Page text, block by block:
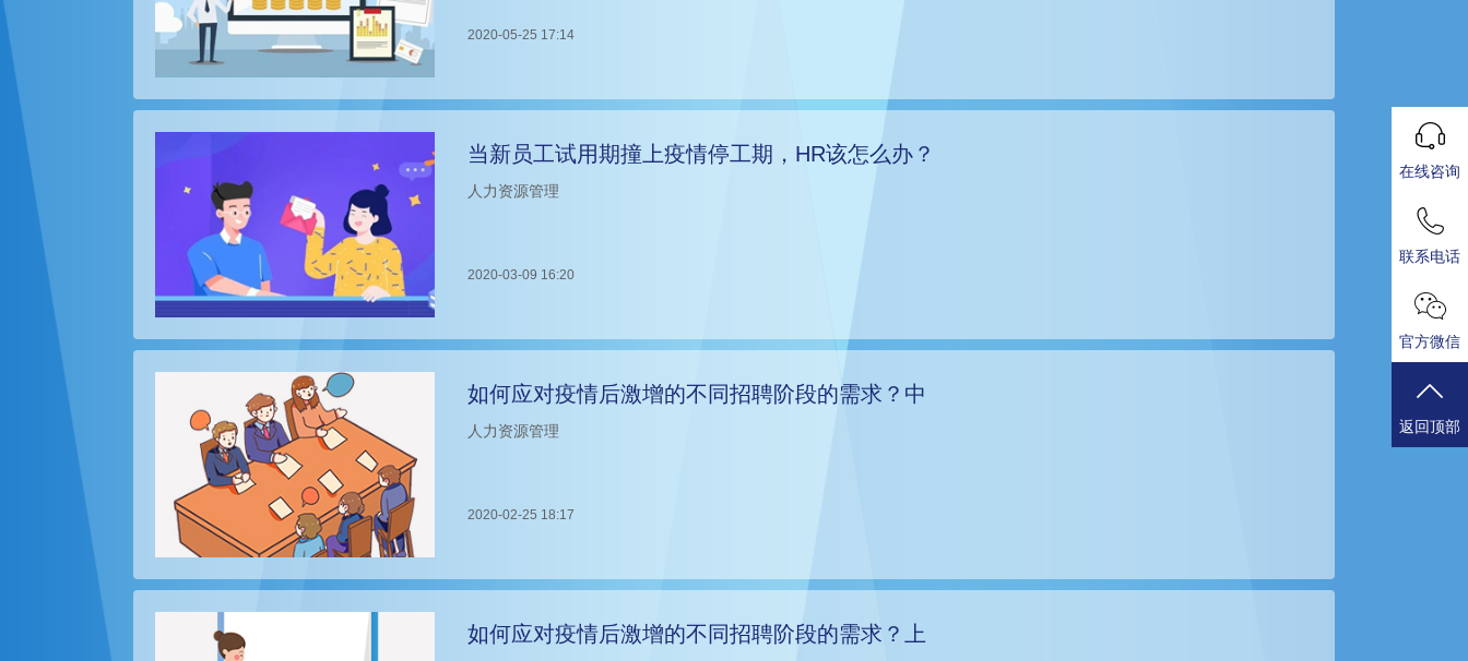
2020-05-25 17:14
当新员工试用期撞上疫情停工期，HR该怎么办？
人力资源管理
2020-03-09 16:20
如何应对疫情后激增的不同招聘阶段的需求？中
人力资源管理
2020-02-25 18:17
如何应对疫情后激增的不同招聘阶段的需求？上
在线咨询
联系电话
官方微信
返回顶部